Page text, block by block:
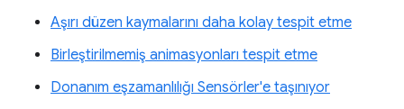
Aşırı düzen kaymalarını daha kolay tespit etme
Birleştirilmemiş animasyonları tespit etme
Donanım eşzamanlılığı Sensörler'e taşınıyor